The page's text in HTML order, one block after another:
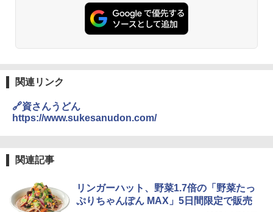
関連リンク
🔗資さんうどん
https://www.sukesanudon.com/
関連記事
リンガーハット、野菜1.7倍の「野菜たっ
ぷりちゃんぽん MAX」5日間限定で販売